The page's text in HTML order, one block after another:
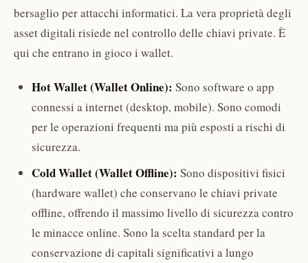
bersaglio per attacchi informatici. La vera proprietà degli
asset digitali risiede nel controllo delle chiavi private. È
qui che entrano in gioco i wallet.
Hot Wallet (Wallet Online): Sono software o app
connessi a internet (desktop, mobile). Sono comodi
per le operazioni frequenti ma più esposti a rischi di
sicurezza.
Cold Wallet (Wallet Offline): Sono dispositivi fisici
(hardware wallet) che conservano le chiavi private
offline, offrendo il massimo livello di sicurezza contro
le minacce online. Sono la scelta standard per la
conservazione di capitali significativi a lungo